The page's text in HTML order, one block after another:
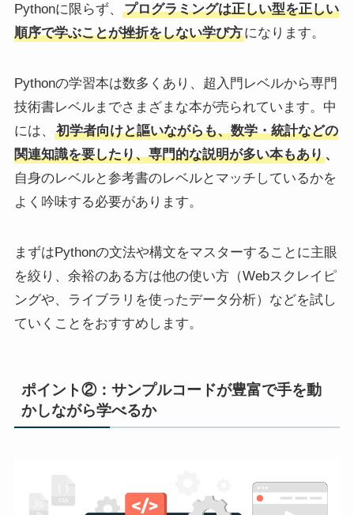
Pythonに限らず、
プログラミングは正しい型を正しい
順序で学ぶことが挫折をしない学び方になります。
Pythonの学習本は数多くあり、超入門レベルから専門
技術書レベルまでさまざまな本が売られています。中
には、
初学者向けと謳いながらも、数学・統計などの
関連知識を要したり、専門的な説明が多い本もあり、
自身のレベルと参考書のレベルとマッチしているかを
よく吟味する必要があります。
まずはPythonの文法や構文をマスターすることに主眼
を絞り、余裕のある方は他の使い方（Webスクレイピ
ングや、ライブラリを使ったデータ分析）などを試し
ていくことをおすすめします。
ポイント②：サンプルコードが豊富で手を動
かしながら学べるか